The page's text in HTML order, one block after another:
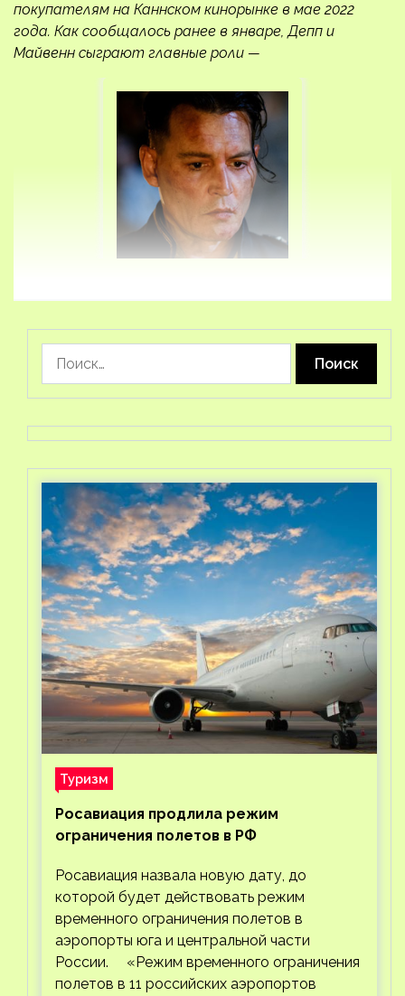
покупателям на Каннском кинорынке в мае 2022
года. Как сообщалось ранее в январе, Депп и
Майвенн сыграют главные роли —
Туризм
Росавиация продлила режим
ограничения полетов в РФ
Росавиация назвала новую дату, до
которой будет действовать режим
временного ограничения полетов в
аэропорты юга и центральной части
России. «Режим временного ограничения
полетов в 11 российских аэропортов